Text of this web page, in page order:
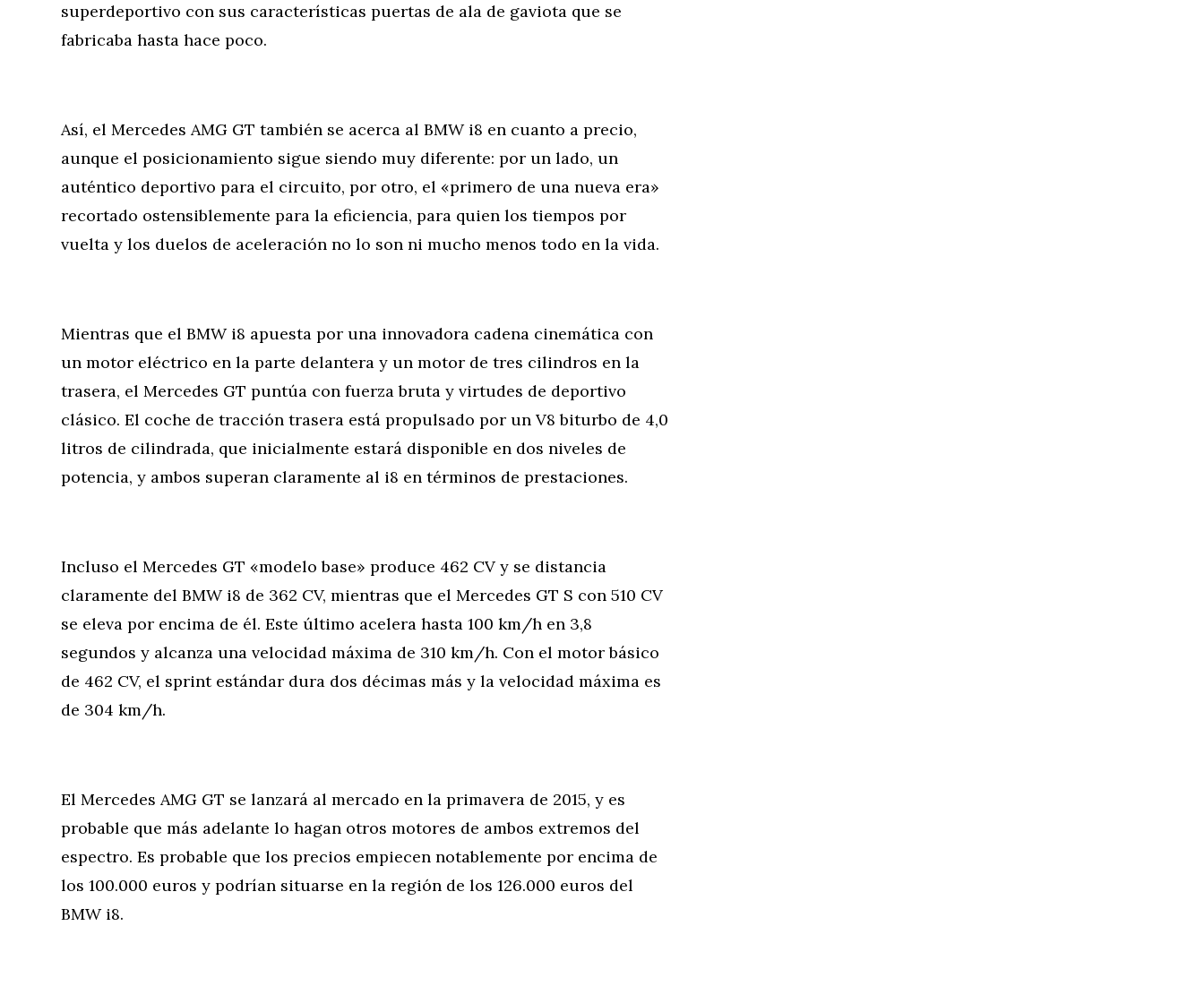
superdeportivo con sus características puertas de ala de gaviota que se
fabricaba hasta hace poco.
Así, el Mercedes AMG GT también se acerca al BMW i8 en cuanto a precio,
aunque el posicionamiento sigue siendo muy diferente: por un lado, un
auténtico deportivo para el circuito, por otro, el «primero de una nueva era»
recortado ostensiblemente para la eficiencia, para quien los tiempos por
vuelta y los duelos de aceleración no lo son ni mucho menos todo en la vida.
Mientras que el BMW i8 apuesta por una innovadora cadena cinemática con
un motor eléctrico en la parte delantera y un motor de tres cilindros en la
trasera, el Mercedes GT puntúa con fuerza bruta y virtudes de deportivo
clásico. El coche de tracción trasera está propulsado por un V8 biturbo de 4,0
litros de cilindrada, que inicialmente estará disponible en dos niveles de
potencia, y ambos superan claramente al i8 en términos de prestaciones.
Incluso el Mercedes GT «modelo base» produce 462 CV y se distancia
claramente del BMW i8 de 362 CV, mientras que el Mercedes GT S con 510 CV
se eleva por encima de él. Este último acelera hasta 100 km/h en 3,8
segundos y alcanza una velocidad máxima de 310 km/h. Con el motor básico
de 462 CV, el sprint estándar dura dos décimas más y la velocidad máxima es
de 304 km/h.
El Mercedes AMG GT se lanzará al mercado en la primavera de 2015, y es
probable que más adelante lo hagan otros motores de ambos extremos del
espectro. Es probable que los precios empiecen notablemente por encima de
los 100.000 euros y podrían situarse en la región de los 126.000 euros del
BMW i8.